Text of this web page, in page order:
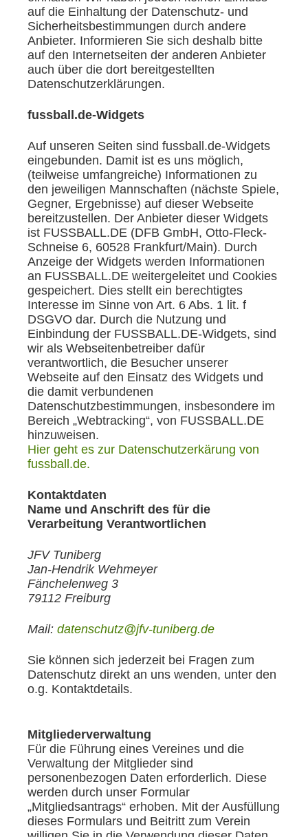
auf die Einhaltung der Datenschutz- und
Sicherheitsbestimmungen durch andere
Anbieter. Informieren Sie sich deshalb bitte
auf den Internetseiten der anderen Anbieter
auch über die dort bereitgestellten
Datenschutzerklärungen.
fussball.de-Widgets
Auf unseren Seiten sind fussball.de-Widgets
eingebunden. Damit ist es uns möglich,
(teilweise umfangreiche) Informationen zu
den jeweiligen Mannschaften (nächste Spiele,
Gegner, Ergebnisse) auf dieser Webseite
bereitzustellen. Der Anbieter dieser Widgets
ist FUSSBALL.DE (DFB GmbH, Otto-Fleck-
Schneise 6, 60528 Frankfurt/Main). Durch
Anzeige der Widgets werden Informationen
an FUSSBALL.DE weitergeleitet und Cookies
gespeichert. Dies stellt ein berechtigtes
Interesse im Sinne von Art. 6 Abs. 1 lit. f
DSGVO dar. Durch die Nutzung und
Einbindung der FUSSBALL.DE-Widgets, sind
wir als Webseitenbetreiber dafür
verantwortlich, die Besucher unserer
Webseite auf den Einsatz des Widgets und
die damit verbundenen
Datenschutzbestimmungen, insbesondere im
Bereich „Webtracking“, von FUSSBALL.DE
hinzuweisen.
Hier geht es zur Datenschutzerkärung von
fussball.de.
Kontaktdaten
Name und Anschrift des für die
Verarbeitung Verantwortlichen
JFV Tuniberg
Jan-Hendrik Wehmeyer
Fänchelenweg 3
79112 Freiburg
Mail: datenschutz@jfv-tuniberg.de
Sie können sich jederzeit bei Fragen zum
Datenschutz direkt an uns wenden, unter den
o.g. Kontaktdetails.
Mitgliederverwaltung
Für die Führung eines Vereines und die
Verwaltung der Mitglieder sind
personenbezogen Daten erforderlich. Diese
werden durch unser Formular
„Mitgliedsantrags“ erhoben. Mit der Ausfüllung
dieses Formulars und Beitritt zum Verein